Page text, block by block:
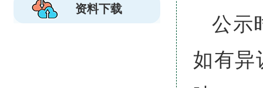
资料下载
公示
如有异